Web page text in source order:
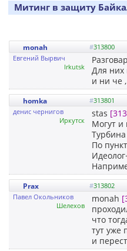
Митинг в защиту
monah #313800
Евгений Вырвич
Irkutsk
Для них
и ни че
homka #313801
денис чернигов
Иркутск
stas
Могут и
По
Prax #313802
Павел Окольников
Шелехов
monah
что
тут
и